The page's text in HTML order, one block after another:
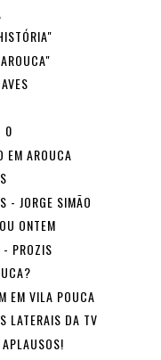
0
EM AROUCA
- JORGE SIMÃO
ONTEM
- PROZIS
EM VILA POUCA
LATERAIS DA TV